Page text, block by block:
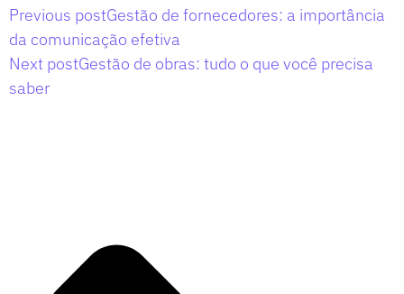
Previous postGestão de fornecedores: a importância
da comunicação efetiva
Next postGestão de obras: tudo o que você precisa
saber